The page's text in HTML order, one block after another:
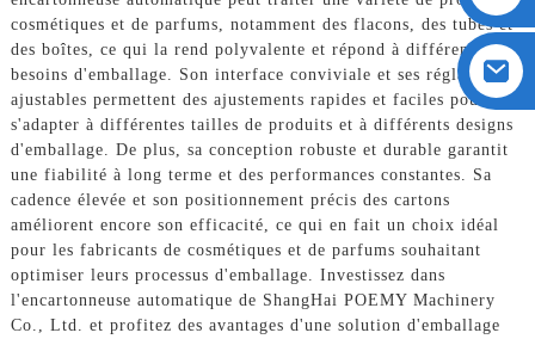
cosmétiques et de parfums, notamment des flacons, des tubes et
des boîtes, ce qui la rend polyvalente et répond à différents
besoins d'emballage. Son interface conviviale et ses réglages
ajustables permettent des ajustements rapides et faciles pour
s'adapter à différentes tailles de produits et à différents designs
d'emballage. De plus, sa conception robuste et durable garantit
une fiabilité à long terme et des performances constantes. Sa
cadence élevée et son positionnement précis des cartons
améliorent encore son efficacité, ce qui en fait un choix idéal
pour les fabricants de cosmétiques et de parfums souhaitant
optimiser leurs processus d'emballage. Investissez dans
l'encartonneuse automatique de ShangHai POEMY Machinery
Co., Ltd. et profitez des avantages d'une solution d'emballage